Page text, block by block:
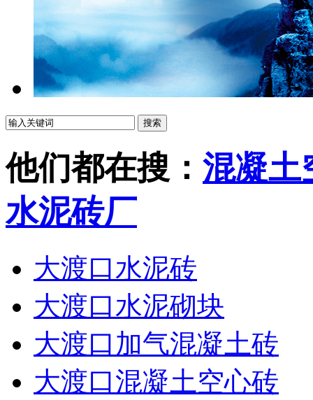
他们都在搜： 混凝土
水泥砖厂
大渡口水泥砖
大渡口水泥砌块
大渡口加气混凝土砖
大渡口混凝土空心砖